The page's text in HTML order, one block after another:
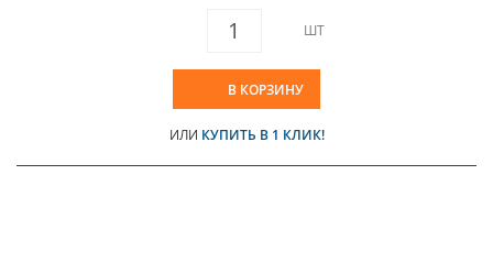
ШТ
В КОРЗИНУ
ИЛИ КУПИТЬ В 1 КЛИК!